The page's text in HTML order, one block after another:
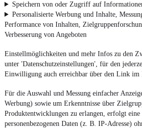
Speichern von oder Zugriff auf
Personalisierte Werbung und Inhalte,
Performance von Inhalten,
Verbesserung von Angeboten
Einstellmöglichkeiten und mehr Infos zu den
unter 'Datenschutzeinstellungen', für den
Einwilligung auch erreichbar über den Link im
Für die Auswahl und Messung einfacher
Werbung) sowie um Erkenntnisse über
Produktentwicklungen zu erlangen, erfolgt
personenbezogenen Daten (z. B. IP-Adresse)